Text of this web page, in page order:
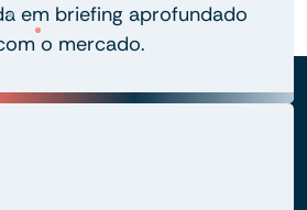
em briefing aprofundado
o mercado.